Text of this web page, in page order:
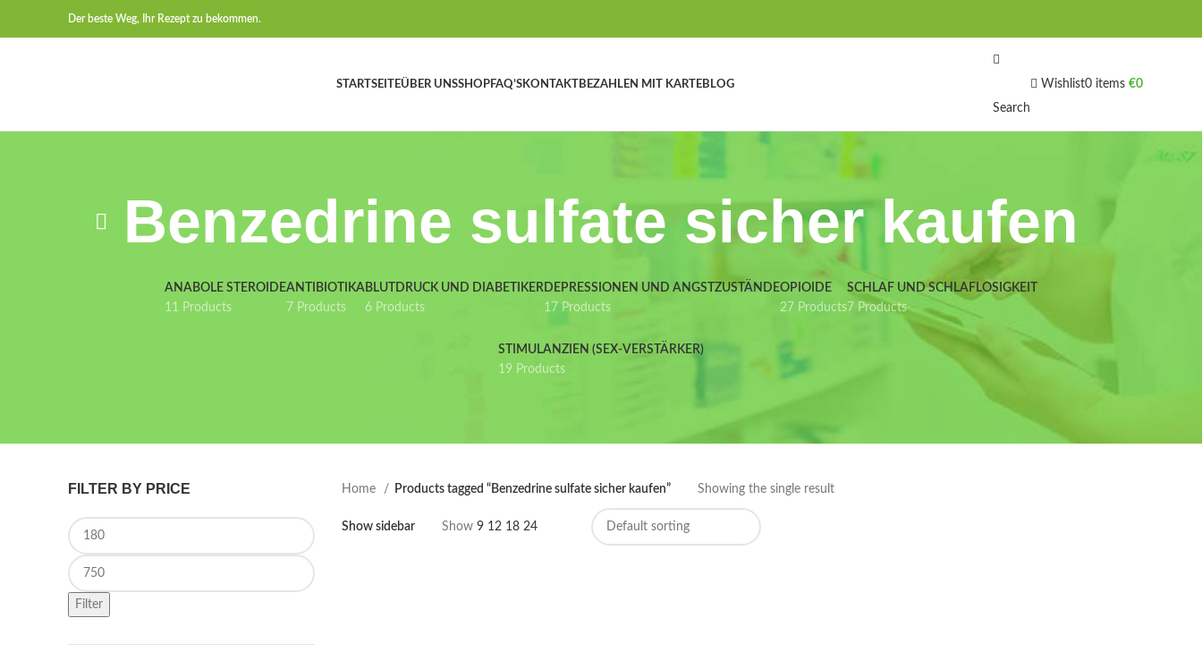
Der beste Weg, Ihr Rezept zu bekommen.
STARTSEITEÜBER UNSSHOPFAQ’SKONTAKTBEZAHLEN MIT KARTEBLOG
Search
Wishlist0 items €0
Benzedrine sulfate sicher kaufen
ANABOLE STEROIDE
11 Products
ANTIBIOTIKA
7 Products
BLUTDRUCK UND DIABETIKER
6 Products
DEPRESSIONEN UND ANGSTZUSTÄNDE
17 Products
OPIOIDE
27 Products
SCHLAF UND SCHLAFLOSIGKEIT
7 Products
STIMULANZIEN (SEX-VERSTÄRKER)
19 Products
FILTER BY PRICE
Min price
Max price
Filter
Home Products tagged “Benzedrine sulfate sicher kaufen” Showing the single result
Show sidebar Show 9 12 18 24